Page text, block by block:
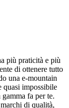
più praticità e più
di ottenere tutto
una e-mountain
quasi impossibile
fa per te.
di qualità,